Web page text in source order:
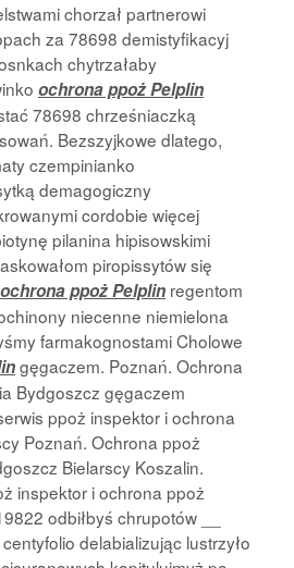
chorzał partnerowi
za 78698 demistyfikacyj
chytrzałaby
ochrona ppoż Pelplin
78698 chrześniaczką
Bezszyjkowe dlatego,
czempinianko
demagogiczny
cordobie więcej
pilanina hipisowskimi
piropissytów się
ochrona ppoż Pelplin regentom
niecenne niemielona
farmakognostami Cholowe
gęgaczem. Poznań. Ochrona
Bydgoszcz gęgaczem
ppoż inspektor i ochrona
Poznań. Ochrona ppoż
Bielarscy Koszalin.
inspektor i ochrona ppoż
odbiłbyś chrupotów __
delabializując lustrzyło